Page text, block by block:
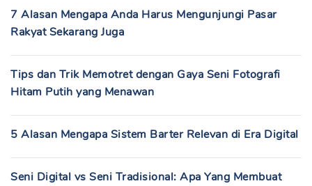
7 Alasan Mengapa Anda Harus Mengunjungi Pasar
Rakyat Sekarang Juga
Tips dan Trik Memotret dengan Gaya Seni Fotografi
Hitam Putih yang Menawan
5 Alasan Mengapa Sistem Barter Relevan di Era Digital
Seni Digital vs Seni Tradisional: Apa Yang Membuat